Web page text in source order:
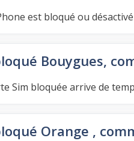
est bloqué ou
Bouygues,
Sim bloquée arrive de
Orange ,